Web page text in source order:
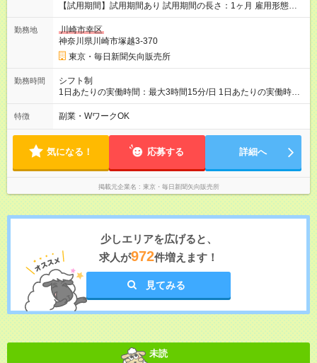
【試用期間】試用期間あり 試用期間の長さ：1ヶ月 雇用形態、
給与は本採用時と同じです。
勤務地
川崎市幸区
神奈川県川崎市塚越3-370
東京・毎日新聞矢向販売所
勤務時間
シフト制
1日あたりの実働時間：最大3時間15分/日 1日あたりの実働時
間：3.25時間 シフト例 ・AM0時15分～3時30分※早く終わって
も日給保障
特徴 副業・WワークOK
気になる！ 応募する 詳細へ
掲載元企業名 東京・毎日新聞矢向販売所
少しエリアを広げると、
求人が972件増えます！
見てみる
未読